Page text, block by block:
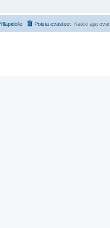
Kaikki ajat ovat
Poista evästeet